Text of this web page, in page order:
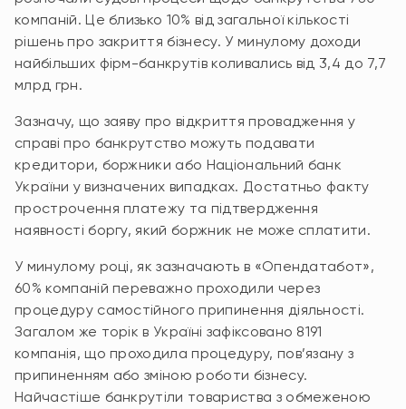
компаній. Це близько 10% від загальної кількості
рішень про закриття бізнесу. У минулому доходи
найбільших фірм-банкрутів коливались від 3,4 до 7,7
млрд грн.
Зазначу, що заяву про відкриття провадження у
справі про банкрутство можуть подавати
кредитори, боржники або Національний банк
України у визначених випадках. Достатньо факту
прострочення платежу та підтвердження
наявності боргу, який боржник не може сплатити.
У минулому році, як зазначають в «Опендатабот»,
60% компаній переважно проходили через
процедуру самостійного припинення діяльності.
Загалом же торік в Україні зафіксовано 8191
компанія, що проходила процедуру, пов’язану з
припиненням або зміною роботи бізнесу.
Найчастіше банкрутіли товариства з обмеженою